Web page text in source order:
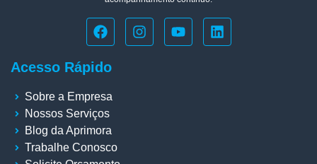
Acesso Rápido
Sobre a Empresa
Nossos Serviços
Blog da Aprimora
Trabalhe Conosco